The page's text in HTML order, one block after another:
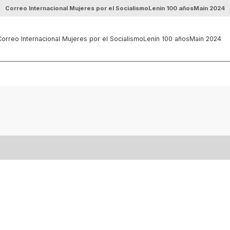
Correo Internacional Mujeres por el SocialismoLenin 100 añosMain 2024
Internacional Mujeres por el SocialismoLenin 100 añosMain 2024